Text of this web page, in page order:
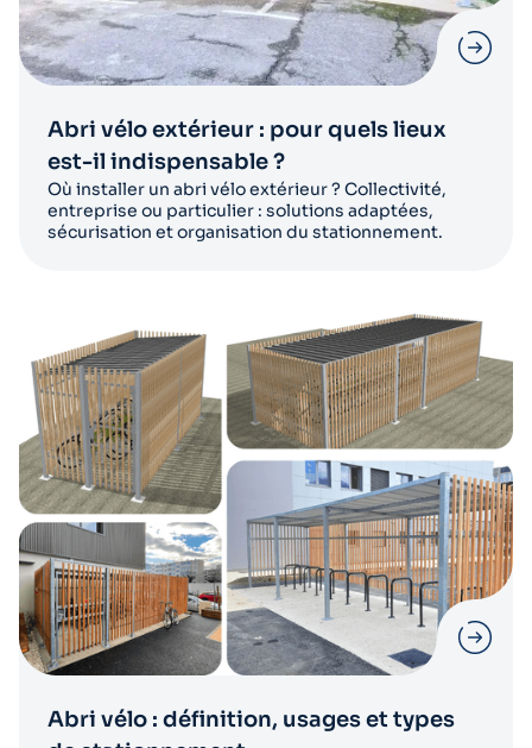
Abri vélo extérieur : pour quels lieux
est-il indispensable ?
Où installer un abri vélo extérieur ? Collectivité,
entreprise ou particulier : solutions adaptées,
sécurisation et organisation du stationnement.
Abri vélo : définition, usages et types